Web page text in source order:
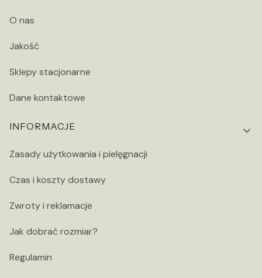
O nas
Jakość
Sklepy stacjonarne
Dane kontaktowe
INFORMACJE
Zasady użytkowania i pielęgnacji
Czas i koszty dostawy
Zwroty i reklamacje
Jak dobrać rozmiar?
Regulamin